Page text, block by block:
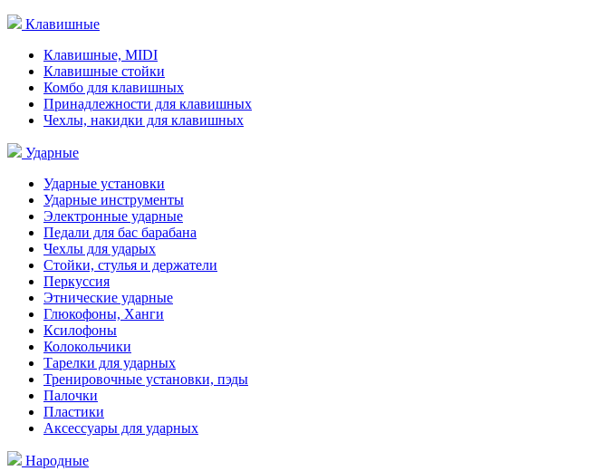
Клавишные
Клавишные, MIDI
Клавишные стойки
Комбо для клавишных
Принадлежности для клавишных
Чехлы, накидки для клавишных
Ударные
Ударные установки
Ударные инструменты
Электронные ударные
Педали для бас барабана
Чехлы для ударых
Стойки, стулья и держатели
Перкуссия
Этнические ударные
Глюкофоны, Ханги
Ксилофоны
Колокольчики
Тарелки для ударных
Тренировочные установки, пэды
Палочки
Пластики
Аксессуары для ударных
Народные